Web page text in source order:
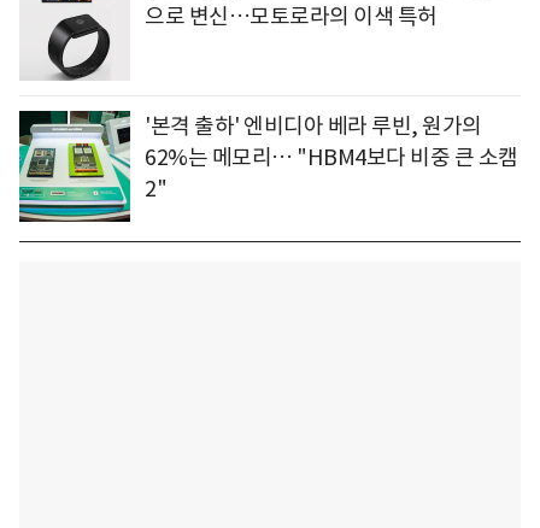
으로 변신…모토로라의 이색 특허
'본격 출하' 엔비디아 베라 루빈, 원가의
62%는 메모리… "HBM4보다 비중 큰 소캠
2"